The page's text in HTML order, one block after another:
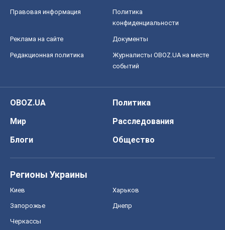
Правовая информация
Политика
конфиденциальности
Реклама на сайте Документы
Редакционная политика
Журналисты OBOZ.UA на месте
событий
OBOZ.UA
Политика
Мир
Расследования
Блоги
Общество
Регионы Украины
Киев Харьков
Запорожье Днепр
Черкассы